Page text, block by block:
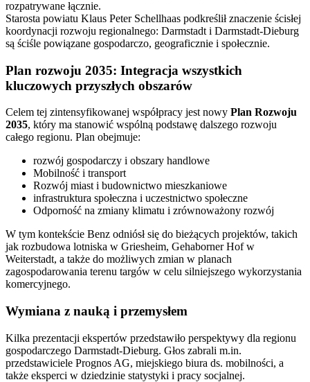
rozpatrywane łącznie.
Starosta powiatu Klaus Peter Schellhaas podkreślił znaczenie ścisłej
koordynacji rozwoju regionalnego: Darmstadt i Darmstadt-Dieburg
są ściśle powiązane gospodarczo, geograficznie i społecznie.
Plan rozwoju 2035: Integracja wszystkich
kluczowych przyszłych obszarów
Celem tej zintensyfikowanej współpracy jest nowy Plan Rozwoju
2035, który ma stanowić wspólną podstawę dalszego rozwoju
całego regionu. Plan obejmuje:
rozwój gospodarczy i obszary handlowe
Mobilność i transport
Rozwój miast i budownictwo mieszkaniowe
infrastruktura społeczna i uczestnictwo społeczne
Odporność na zmiany klimatu i zrównoważony rozwój
W tym kontekście Benz odniósł się do bieżących projektów, takich
jak rozbudowa lotniska w Griesheim, Gehaborner Hof w
Weiterstadt, a także do możliwych zmian w planach
zagospodarowania terenu targów w celu silniejszego wykorzystania
komercyjnego.
Wymiana z nauką i przemysłem
Kilka prezentacji ekspertów przedstawiło perspektywy dla regionu
gospodarczego Darmstadt-Dieburg. Głos zabrali m.in.
przedstawiciele Prognos AG, miejskiego biura ds. mobilności, a
także eksperci w dziedzinie statystyki i pracy socjalnej.